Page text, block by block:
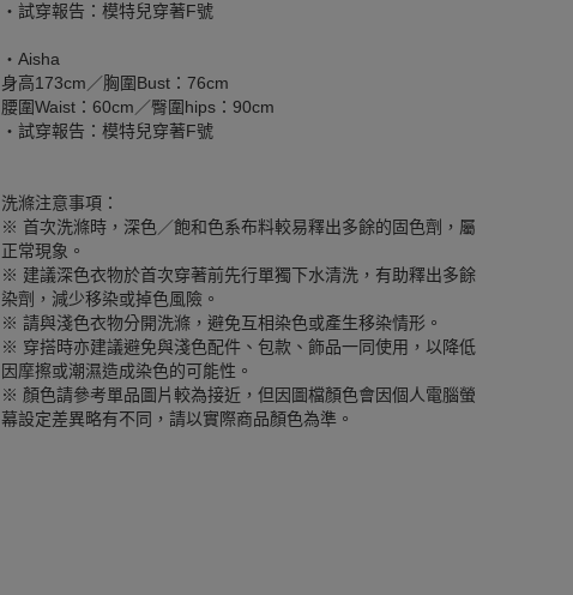
‧試穿報告：模特兒穿著F號
‧Aisha
身高173cm／胸圍Bust：76cm
腰圍Waist：60cm／臀圍hips：90cm
‧試穿報告：模特兒穿著F號
洗滌注意事項：
※ 首次洗滌時，深色／飽和色系布料較易釋出多餘的固色劑，屬
正常現象。
※ 建議深色衣物於首次穿著前先行單獨下水清洗，有助釋出多餘
染劑，減少移染或掉色風險。
※ 請與淺色衣物分開洗滌，避免互相染色或產生移染情形。
※ 穿搭時亦建議避免與淺色配件、包款、飾品一同使用，以降低
因摩擦或潮濕造成染色的可能性。
※ 顏色請參考單品圖片較為接近，但因圖檔顏色會因個人電腦螢
幕設定差異略有不同，請以實際商品顏色為準。